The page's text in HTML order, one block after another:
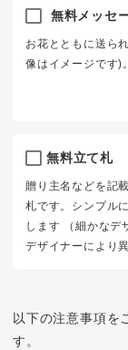
無料メッセ
お花とともに送ら
像はイメージです)。
無料立て札
贈り主名などを記
札です。シンプル
します （細かなデ
デザイナーにより
以下の注意事項を
す。